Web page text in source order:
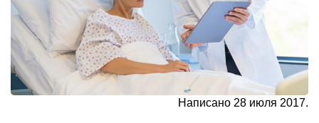
Написано 28 июля 2017.